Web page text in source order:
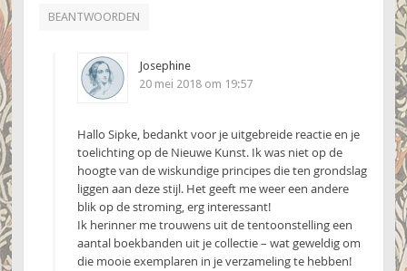
BEANTWOORDEN
Josephine
20 mei 2018 om 19:57
Hallo Sipke, bedankt voor je uitgebreide reactie en je
toelichting op de Nieuwe Kunst. Ik was niet op de
hoogte van de wiskundige principes die ten grondslag
liggen aan deze stijl. Het geeft me weer een andere
blik op de stroming, erg interessant!
Ik herinner me trouwens uit de tentoonstelling een
aantal boekbanden uit je collectie – wat geweldig om
die mooie exemplaren in je verzameling te hebben!